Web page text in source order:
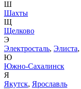
Ш
Шахты
Щ
Щелково
Э
Электросталь, Элиста,
Ю
Южно-Сахалинск
Я
Якутск, Ярославль